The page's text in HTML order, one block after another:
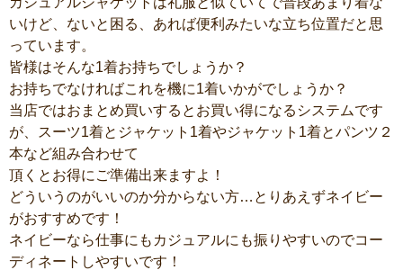
いけど、ないと困る、あれば便利みたいな立ち位置だと思
っています。
皆様はそんな1着お持ちでしょうか？
お持ちでなければこれを機に1着いかがでしょうか？
当店ではおまとめ買いするとお買い得になるシステムです
が、スーツ1着とジャケット1着やジャケット1着とパンツ２
本など組み合わせて
頂くとお得にご準備出来ますよ！
どういうのがいいのか分からない方…とりあえずネイビー
がおすすめです！
ネイビーなら仕事にもカジュアルにも振りやすいのでコー
ディネートしやすいです！